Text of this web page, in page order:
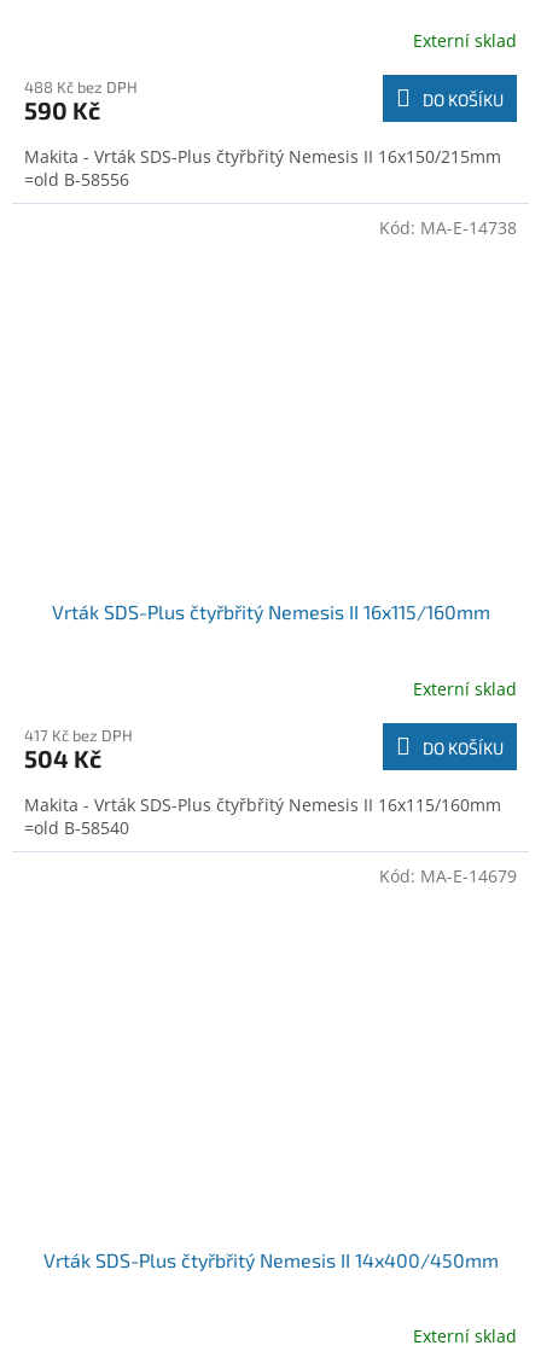
Externí sklad
488 Kč bez DPH
590 Kč DO KOŠÍKU
Makita - Vrták SDS-Plus čtyřbřitý Nemesis II 16x150/215mm
=old B-58556
Vrták SDS-Plus čtyřbřitý Nemesis II 16x115/160mm
Externí sklad
417 Kč bez DPH
504 Kč DO KOŠÍKU
Makita - Vrták SDS-Plus čtyřbřitý Nemesis II 16x115/160mm
=old B-58540
Kód: MA-E-14738
Vrták SDS-Plus čtyřbřitý Nemesis II 14x400/450mm
Externí sklad
Kód: MA-E-14679